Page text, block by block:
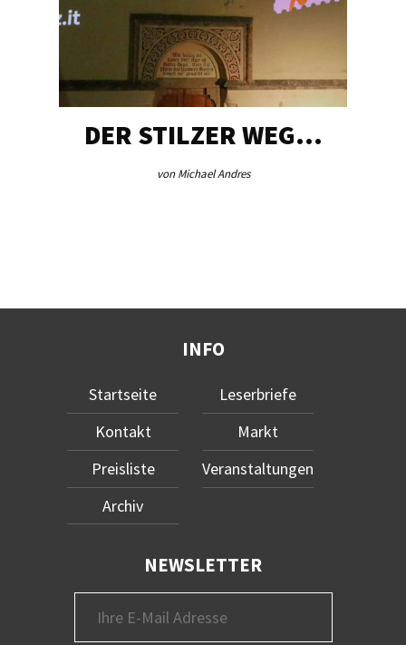
DER STILZER WEG…
von Michael Andres
INFO
Startseite
Kontakt
Preisliste
Archiv
Leserbriefe
Markt
Veranstaltungen
NEWSLETTER